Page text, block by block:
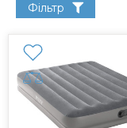
Фільтр